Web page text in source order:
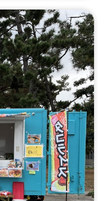
ったおにぎり（チ
を使ったおにぎり
ド）、大阪産の海苔
ルーチーズ）、大阪
）、大阪産の海苔を
産の海苔を使ったお
）、トロピカル、骨
ジ、アメリカンソー
おにぎり 特別価格
）、おにぎり 特
カスタードパイ、
リームクレープ、
、ぜんざい、おで
、ホットコーヒ
インジュース、果
フルフルポテト、ロ
プ,、 アイスブリュ
チュロス フルフ